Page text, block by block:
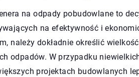
na odpady pobudowlane to
na efektywność i
należy dokładnie określić
odpadów. W przypadku
projektach budowlanych